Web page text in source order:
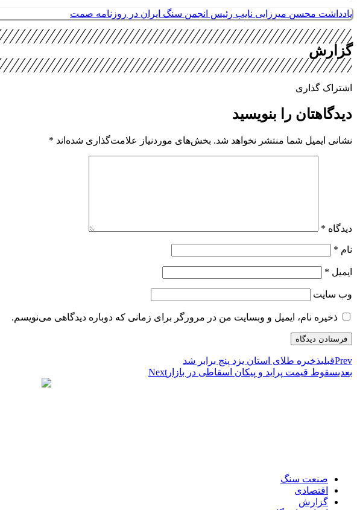
یادداشت محسن میرزایی نایب رئیس انجمن سنگ ایران در روزنامه صمت
گزارش
اشتراک گذاری
دیدگاهتان را بنویسید
نشانی ایمیل شما منتشر نخواهد شد. بخش‌های موردنیاز علامت‌گذاری شده‌اند *
دیدگاه *
نام *
ایمیل *
وب‌ سایت
ذخیره نام، ایمیل و وبسایت من در مرورگر برای زمانی که دوباره دیدگاهی می‌نویسم.
Prevقبلیذخیره طلای استان یزد پنج برابر شد
بعدیسقوط قیمت پراید و پیکان اسقاطی در بازار Next
صنعت سنگ
اقتصادی
گزارش